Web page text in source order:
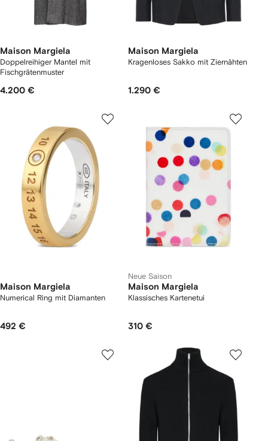
Maison Margiela
Doppelreihiger Mantel mit
Fischgrätenmuster
4.200 €
Maison Margiela
Kragenloses Sakko mit Ziernähten
1.290 €
Maison Margiela
Numerical Ring mit Diamanten
492 €
Neue Saison
Maison Margiela
Klassisches Kartenetui
310 €